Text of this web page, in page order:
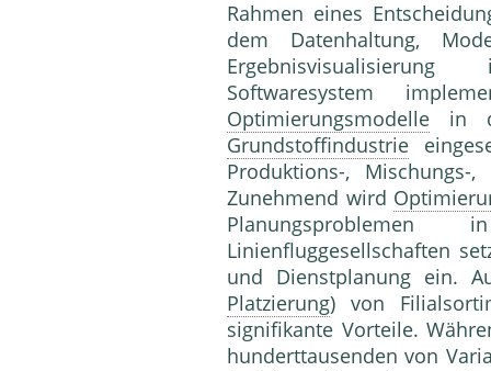
Rahmen eines
dem Datenhaltung,
Softwaresystem
Optimierungsmodelle in
Grundstoffindustrie
Produktions-, Mischungs-
Zunehmend wird
Linienfluggesellschaften
und Dienstplanung ein.
Platzierung) von
signifikante Vorteile.
hunderttausenden von